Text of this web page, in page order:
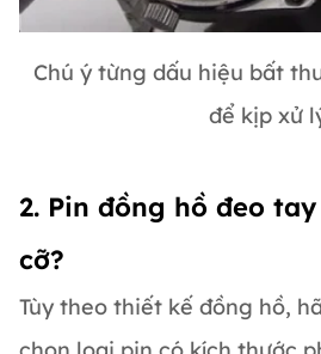
Chú ý từng dấu hiệu bất
để kịp xử
2. Pin đồng hồ đeo
cỡ?
Tùy theo thiết kế đồng hồ,